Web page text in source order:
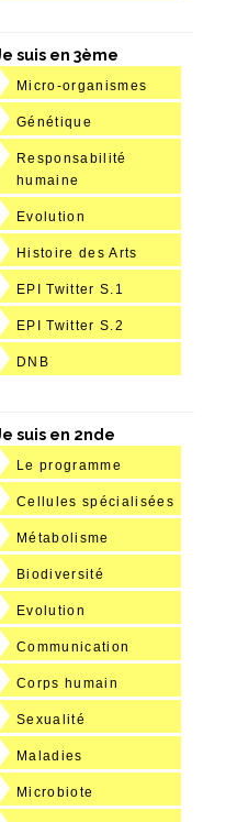
suis en 3ème
Micro-organismes
Génétique
Responsabilité
humaine
Evolution
Histoire des Arts
EPI Twitter S.1
EPI Twitter S.2
DNB
suis en 2nde
Le programme
Cellules spécialisées
Métabolisme
Biodiversité
Evolution
Communication
Corps humain
Sexualité
Maladies
Microbiote